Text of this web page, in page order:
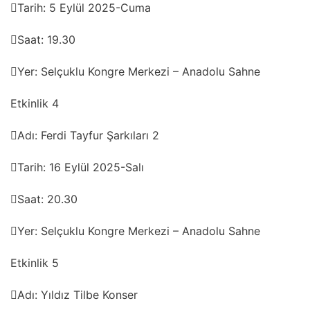
Tarih: 5 Eylül 2025-Cuma
Saat: 19.30
Yer: Selçuklu Kongre Merkezi – Anadolu Sahne
Etkinlik 4
Adı: Ferdi Tayfur Şarkıları 2
Tarih: 16 Eylül 2025-Salı
Saat: 20.30
Yer: Selçuklu Kongre Merkezi – Anadolu Sahne
Etkinlik 5
Adı: Yıldız Tilbe Konser